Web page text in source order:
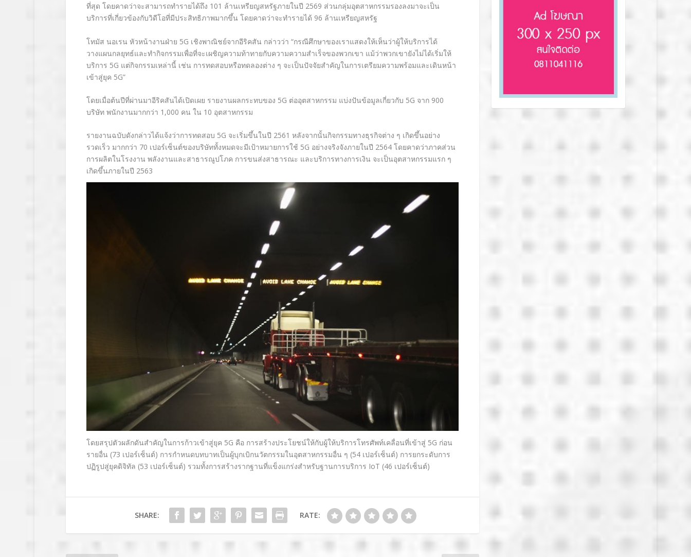
ที่สุด โดยคาดว่าจะสามารถทำรายได้ถึง 101 ล้านเหรียญสหรัฐภายในปี 2569 ส่วนกลุ่มอุตสาหกรรมรองลงมาจะเป็น
บริการที่เกี่ยวข้องกับวิดีโอที่มีประสิทธิภาพมากขึ้น โดยคาดว่าจะทำรายได้ 96 ล้านเหรียญสหรัฐ
โทมัส นอเรน หัวหน้างานฝ่าย 5G เชิงพาณิชย์จากอีริคสัน กล่าวว่า “กรณีศึกษาของเราแสดงให้เห็นว่าผู้ให้บริการได้
วางแผนกลยุทธ์และทำกิจกรรมเพื่อที่จะเผชิญความท้าทายกับความความสำเร็จของพวกเขา แม้ว่าพวกเขายังไม่ได้เริ่มให้
บริการ 5G แต่กิจกรรมเหล่านี้ เช่น การทดสอบหรือทดลองต่าง ๆ จะเป็นปัจจัยสำคัญในการเตรียมความพร้อมและเดินหน้า
เข้าสู่ยุค 5G”
โดยเมื่อต้นปีที่ผ่านมาอีริคสันได้เปิดเผย รายงานผลกระทบของ 5G ต่ออุตสาหกรรม แบ่งปันข้อมูลเกี่ยวกับ 5G จาก 900
บริษัท พนักงานมากกว่า 1,000 คน ใน 10 อุตสาหกรรม
รายงานฉบับดังกล่าวได้แจ้งว่าการทดสอบ 5G จะเริ่มขึ้นในปี 2561 หลังจากนั้นกิจกรรมทางธุรกิจต่าง ๆ เกิดขึ้นอย่าง
รวดเร็ว มากกว่า 70 เปอร์เซ็นต์ของบริษัททั้งหมดจะมีเป้าหมายการใช้ 5G อย่างจริงจังภายในปี 2564 โดยคาดว่าภาคส่วน
การผลิตในโรงงาน พลังงานและสาธารณูปโภค การขนส่งสาธารณะ และบริการทางการเงิน จะเป็นอุตสาหกรรมแรก ๆ
เกิดขึ้นภายในปี 2563
โดยสรุปตัวผลักดันสำคัญในการก้าวเข้าสู่ยุค 5G คือ การสร้างประโยชน์ให้กับผู้ให้บริการโทรศัพท์เคลื่อนที่เข้าสู่ 5G ก่อน
รายอื่น (73 เปอร์เซ็นต์) การกำหนดบทบาทเป็นผู้บุกเบิกนวัตกรรมในอุตสาหกรรมอื่น ๆ (54 เปอร์เซ็นต์) การยกระดับการ
ปฏิรูปสู่ยุคดิจิทัล (53 เปอร์เซ็นต์) รวมทั้งการสร้างรากฐานที่แข็งแกร่งสำหรับฐานการบริการ IoT (46 เปอร์เซ็นต์)
SHARE: RATE: